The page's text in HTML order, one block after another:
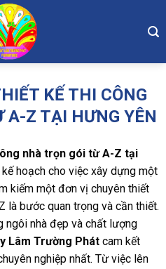
KẾ THI CÔNG
A-Z TẠI HƯNG YÊN
nhà trọn gói từ A-Z tại
hoạch cho việc xây dựng một
kiếm một đơn vị chuyên thiết
là bước quan trọng và cần thiết.
ngôi nhà đẹp và chất lượng
Lâm Trường Phát cam kết
nghiệp nhất. Từ việc lên